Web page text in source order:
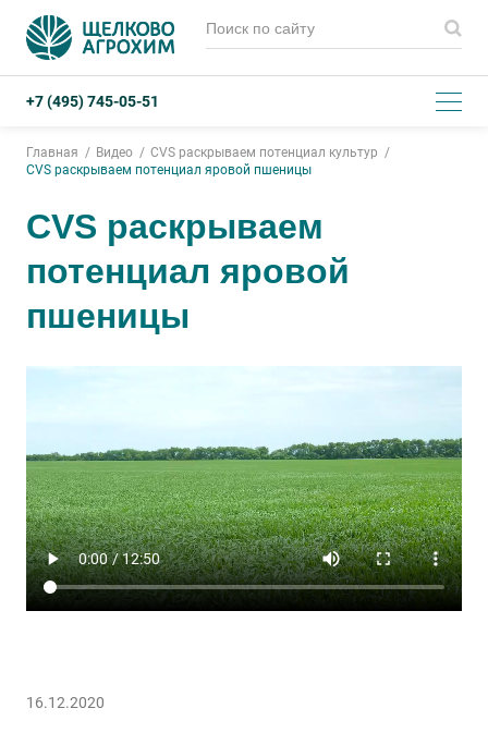
+7 (495) 745-05-51
Главная Видео
CVS раскрываем потенциал культур
CVS раскрываем потенциал яровой пшеницы
CVS раскрываем
потенциал яровой
пшеницы
16.12.2020